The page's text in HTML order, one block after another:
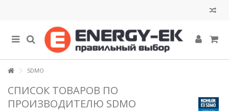
SDMO
СПИСОК ТОВАРОВ ПО
ПРОИЗВОДИТЕЛЮ SDMO